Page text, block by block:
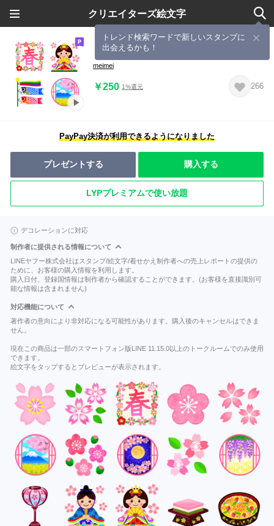
クリエイターズ絵文字
トレンド検索ワードで新しいスタンプに
出会えるかも！
【動く】日本の春✿絵文字
meimei
￥250 1%還元 266
PayPay決済が利用できるようになりました
プレゼントする 購入する
LYPプレミアムで使い放題
デコレーションに対応
制作者に提供される情報について
LINEヤフー株式会社はスタンプ/絵文字/着せかえ制作者への売上レポートの提供の
ために、お客様の購入情報を利用します。
購入日付、登録国情報は制作者から確認することができます。(お客様を直接識別可
能な情報は含まれません)
対応機能について
著作者の意向により非対応になる可能性があります。購入後のキャンセルはできま
せん。
現在この商品は一部のスマートフォン版LINE 11.15.0以上のトークルームでのみ使用
できます。
絵文字をタップするとプレビューが表示されます。